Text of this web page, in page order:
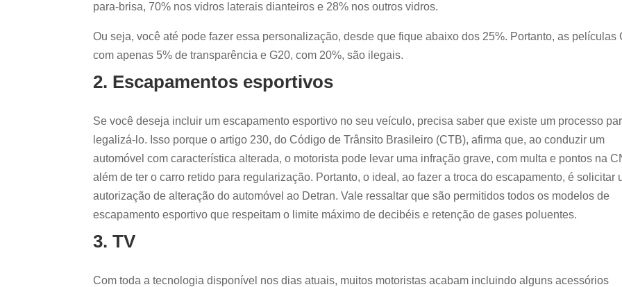
para-brisa, 70% nos vidros laterais dianteiros e 28% nos outros vidros.
Ou seja, você até pode fazer essa personalização, desde que fique abaixo dos 25%. Portanto, as películas
com apenas 5% de transparência e G20, com 20%, são ilegais.
2. Escapamentos esportivos
Se você deseja incluir um escapamento esportivo no seu veículo, precisa saber que existe um processo
legalizá-lo. Isso porque o artigo 230, do Código de Trânsito Brasileiro (CTB), afirma que, ao conduzir um
automóvel com característica alterada, o motorista pode levar uma infração grave, com multa e pontos na
além de ter o carro retido para regularização. Portanto, o ideal, ao fazer a troca do escapamento, é solicitar
autorização de alteração do automóvel ao Detran. Vale ressaltar que são permitidos todos os modelos de
escapamento esportivo que respeitam o limite máximo de decibéis e retenção de gases poluentes.
3. TV
Com toda a tecnologia disponível nos dias atuais, muitos motoristas acabam incluindo alguns acessórios